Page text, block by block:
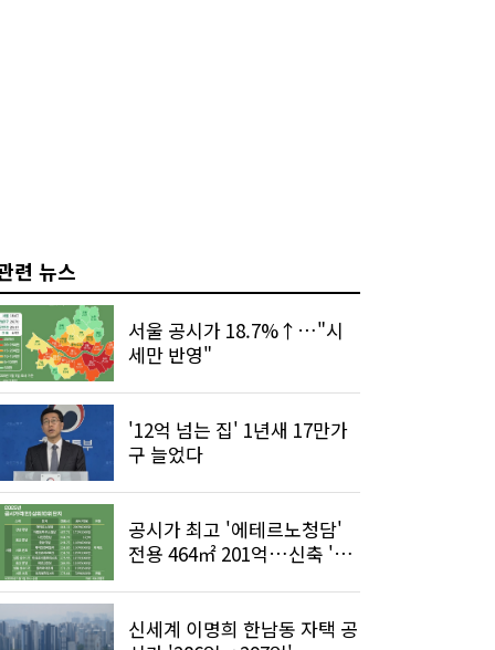
련 뉴스
서울 공시가 18.7%↑…"시
세만 반영"
'12억 넘는 집' 1년새 17만가
구 늘었다
공시가 최고 '에테르노청담'
전용 464㎡ 201억…신축 '껑
신세계 이명희 한남동 자택 공